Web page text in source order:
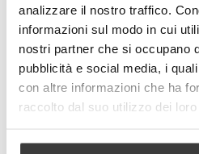
analizzare il nostro traffico.
informazioni sul modo in cui
nostri partner che si occupano
pubblicità e social media, i
con altre informazioni che ha
raccolto dal suo utilizzo dei loro
© Modello e disegno
E’ vietata la
parziale.
- +